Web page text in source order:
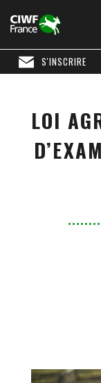
S'INSCRIRE
LOI